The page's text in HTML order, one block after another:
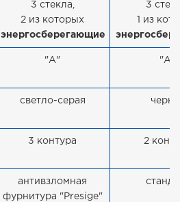
3 стекла,
2 из которых
энергосберегающие
3
1 из
"А" "А"
светло-серая
3 контура 2
антивзломная
фурнитура "Presige"